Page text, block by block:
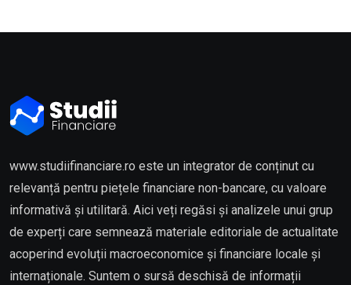
www.studiifinanciare.ro este un integrator de conținut cu
relevanță pentru piețele financiare non-bancare, cu valoare
informativă și utilitară. Aici veți regăsi și analizele unui grup
de experți care semnează materiale editoriale de actualitate
acoperind evoluții macroeconomice și financiare locale și
internaționale. Suntem o sursă deschisă de informații